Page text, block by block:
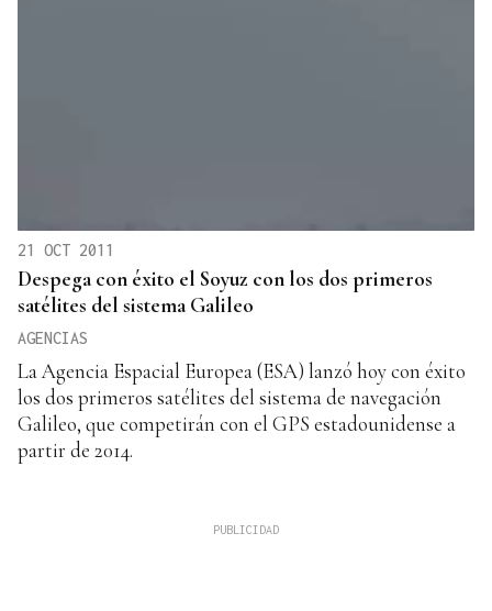
21 OCT 2011
Despega con éxito el Soyuz con los dos primeros
satélites del sistema Galileo
AGENCIAS
La Agencia Espacial Europea (ESA) lanzó hoy con éxito
los dos primeros satélites del sistema de navegación
Galileo, que competirán con el GPS estadounidense a
partir de 2014.